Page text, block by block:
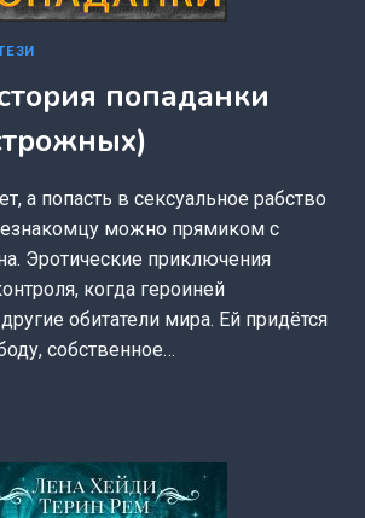
попаданки
а попасть в сексуальное рабство
можно прямиком с
Эротические приключения
когда героиней
обитатели мира. Ей придётся
собственное…